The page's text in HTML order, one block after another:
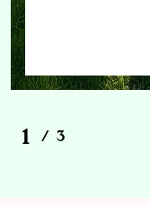
1 / 3